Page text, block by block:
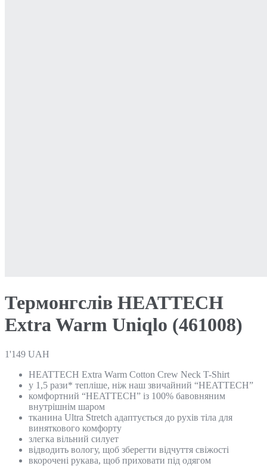
Термонгслів HEATTECH
Extra Warm Uniqlo (461008)
1'149 UAH
HEATTECH Extra Warm Cotton Crew Neck T-Shirt
у 1,5 рази* тепліше, ніж наш звичайний “HEATTECH”
комфортний “HEATTECH” із 100% бавовняним
внутрішнім шаром
тканина Ultra Stretch адаптується до рухів тіла для
виняткового комфорту
злегка вільний силует
відводить вологу, щоб зберегти відчуття свіжості
вкорочені рукава, щоб приховати під одягом